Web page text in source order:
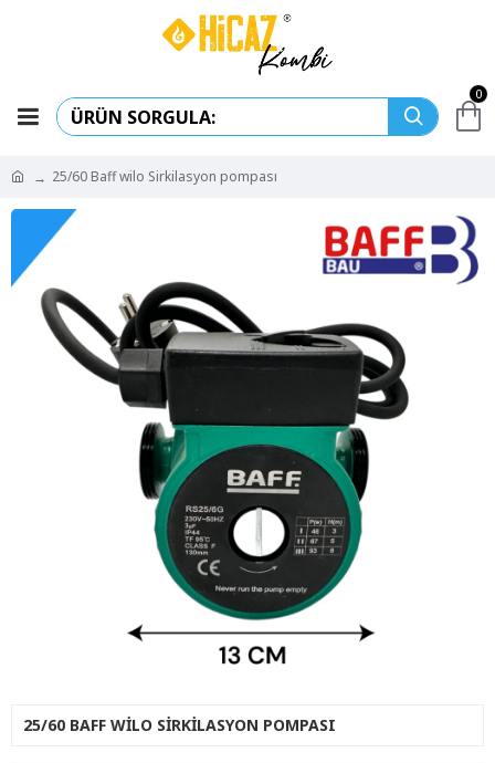
0
25/60 Baff wilo Sirkilasyon pompası
25/60 BAFF WILO SIRKILASYON POMPASI